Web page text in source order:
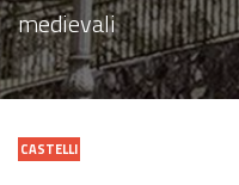
medievali
CASTELLI